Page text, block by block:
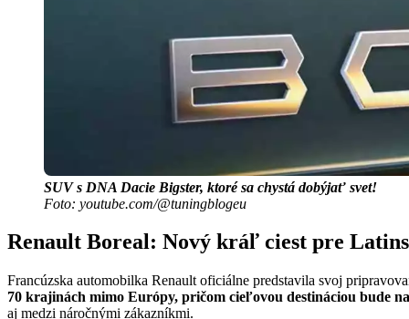
SUV s DNA Dacie Bigster, ktoré sa chystá dobýjať svet!
Foto: youtube.com/@tuningblogeu
Renault Boreal: Nový kráľ ciest pre
Francúzska automobilka Renault oficiálne predstavila svoj
70 krajinách mimo Európy, pričom cieľovou destináciou bude
aj medzi náročnými zákazníkmi.